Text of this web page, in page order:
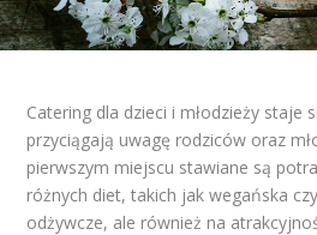
Catering dla dzieci i młodzieży
przyciągają uwagę rodziców oraz
pierwszym miejscu stawiane są
różnych diet, takich jak wegańska
odżywcze, ale również na